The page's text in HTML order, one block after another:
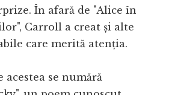
În afară de "Alice în
Carroll a creat și alte
care merită atenția.
acestea se numără